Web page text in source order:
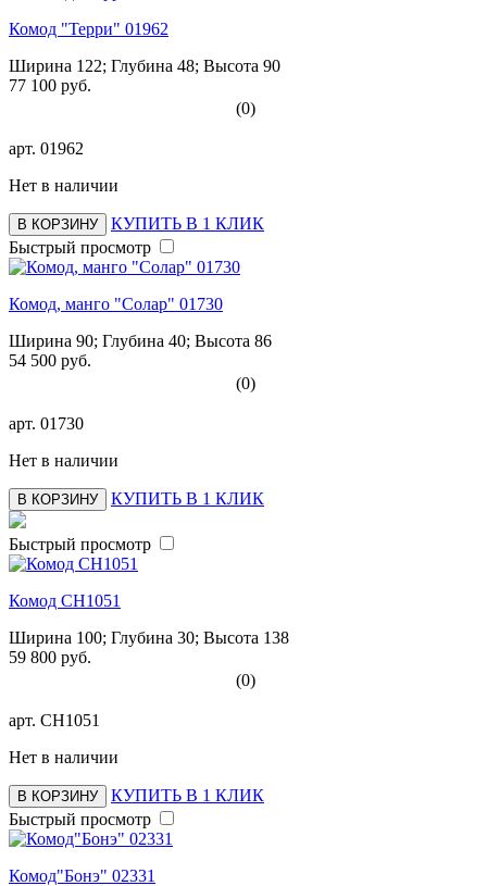
Комод "Терри" 01962
Ширина 122; Глубина 48; Высота 90
77 100 руб.
(0)
арт. 01962
Нет в наличии
В КОРЗИНУ
КУПИТЬ В 1 КЛИК
Быстрый просмотр
Комод, манго "Солар" 01730
Ширина 90; Глубина 40; Высота 86
54 500 руб.
(0)
арт. 01730
Нет в наличии
В КОРЗИНУ КУПИТЬ В 1 КЛИК
Быстрый просмотр
Комод СН1051
Ширина 100; Глубина 30; Высота 138
59 800 руб.
(0)
арт. СН1051
Нет в наличии
В КОРЗИНУ
КУПИТЬ В 1 КЛИК
Быстрый просмотр
Комод"Бонэ" 02331